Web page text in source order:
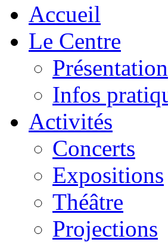
Accueil
Le Centre
Présentation
Infos
Activités
Concerts
Expositions
Théâtre
Projections